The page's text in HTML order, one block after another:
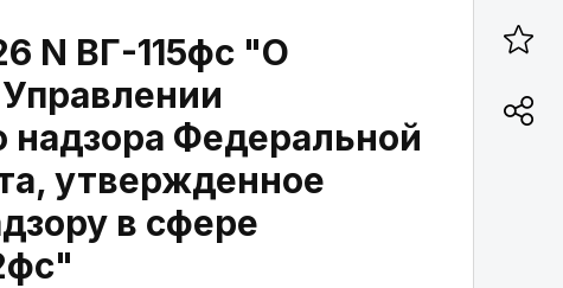
N ВГ-115фс "О
надзора Федеральной
утвержденное
в сфере